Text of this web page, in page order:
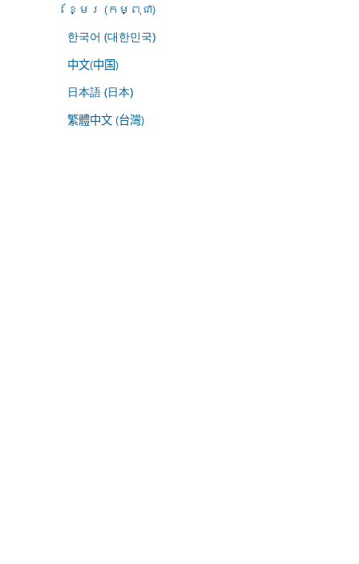
ខ្មែរ (កម្ពុជា)
한국어 (대한민국)
中文(中国)
日本語 (日本)
繁體中文 (台灣)